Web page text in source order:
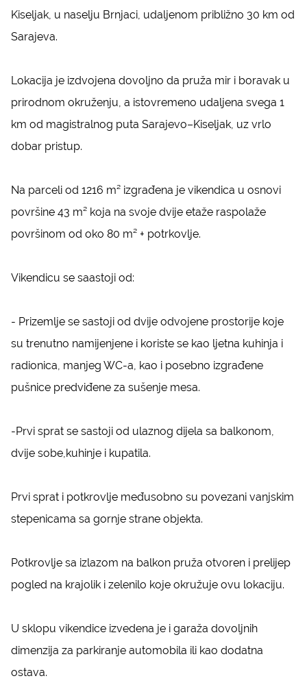
Kiseljak, u naselju Brnjaci, udaljenom približno 30 km od
Sarajeva.
Lokacija je izdvojena dovoljno da pruža mir i boravak u
prirodnom okruženju, a istovremeno udaljena svega 1
km od magistralnog puta Sarajevo–Kiseljak, uz vrlo
dobar pristup.
Na parceli od 1216 m² izgrađena je vikendica u osnovi
površine 43 m² koja na svoje dvije etaže raspolaže
površinom od oko 80 m² + potrkovlje.
Vikendicu se saastoji od:
- Prizemlje se sastoji od dvije odvojene prostorije koje
su trenutno namijenjene i koriste se kao ljetna kuhinja i
radionica, manjeg WC-a, kao i posebno izgrađene
pušnice predviđene za sušenje mesa.
-Prvi sprat se sastoji od ulaznog dijela sa balkonom,
dvije sobe,kuhinje i kupatila.
Prvi sprat i potkrovlje međusobno su povezani vanjskim
stepenicama sa gornje strane objekta.
Potkrovlje sa izlazom na balkon pruža otvoren i prelijep
pogled na krajolik i zelenilo koje okružuje ovu lokaciju.
U sklopu vikendice izvedena je i garaža dovoljnih
dimenzija za parkiranje automobila ili kao dodatna
ostava.